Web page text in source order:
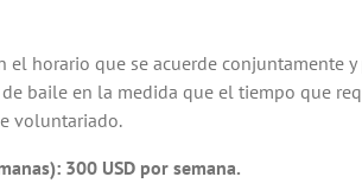
el horario que se acuerde
baile en la medida que el tiempo que
voluntariado.
300 USD por semana.